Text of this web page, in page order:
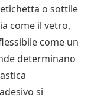
o sottile
come il vetro,
come un
determinano
si